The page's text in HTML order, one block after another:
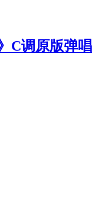
C调原版弹唱